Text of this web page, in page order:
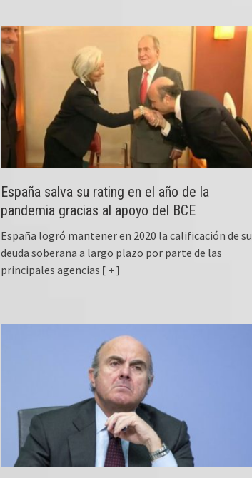
España salva su rating en el año de la
pandemia gracias al apoyo del BCE
España logró mantener en 2020 la calificación de su
deuda soberana a largo plazo por parte de las
principales agencias [ + ]